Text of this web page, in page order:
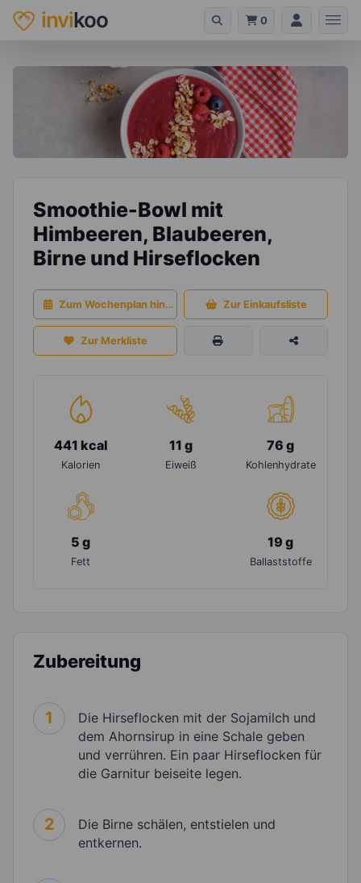
invikoo 0
Smoothie-Bowl mit
Himbeeren, Blaubeeren,
Birne und Hirseflocken
Zum Wochenplan hinzufügen Zur Einkaufsliste
Zur Merkliste
441 kcal
Kalorien
11 g
Eiweiß
76 g
Kohlenhydrate
5 g
Fett
19 g
Ballaststoffe
Zubereitung
1
Die Hirseflocken mit der Sojamilch und
dem Ahornsirup in eine Schale geben
und verrühren. Ein paar Hirseflocken für
die Garnitur beiseite legen.
2
Die Birne schälen, entstielen und
entkernen.